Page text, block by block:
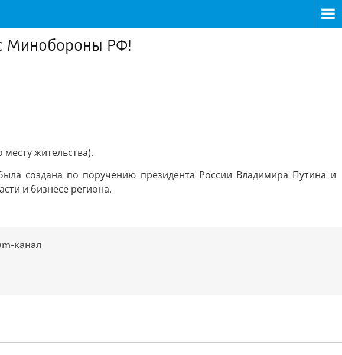
с Минобороны РФ!
жительства).
создана по поручению президента России Владимира Путина и
и бизнесе региона.
канал